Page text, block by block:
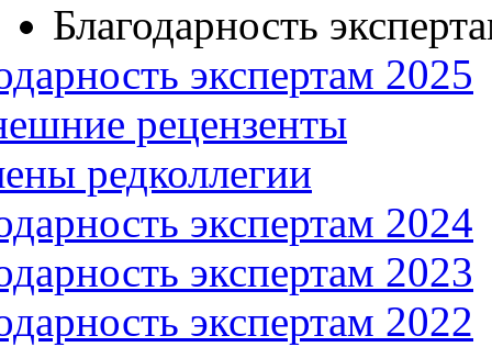
Благодарность
экспертам 2025
рецензенты
редколлегии
экспертам 2024
экспертам 2023
экспертам 2022